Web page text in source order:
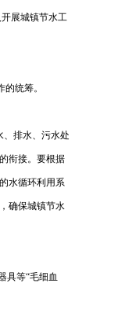
展城镇节水工
统筹。
、排水、污水处
衔接。要根据
水循环利用系
确保城镇节水
具等“毛细血